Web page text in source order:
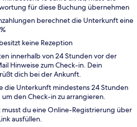
für diese Buchung übernehmen
berechnet die Unterkunft eine
keine Rezeption
innerhalb von 24 Stunden vor der
Hinweise zum Check-in. Dein
dich bei der Ankunft.
die Unterkunft mindestens 24 Stunden
den Check-in zu arrangieren.
du eine Online-Registrierung über
ausfüllen.